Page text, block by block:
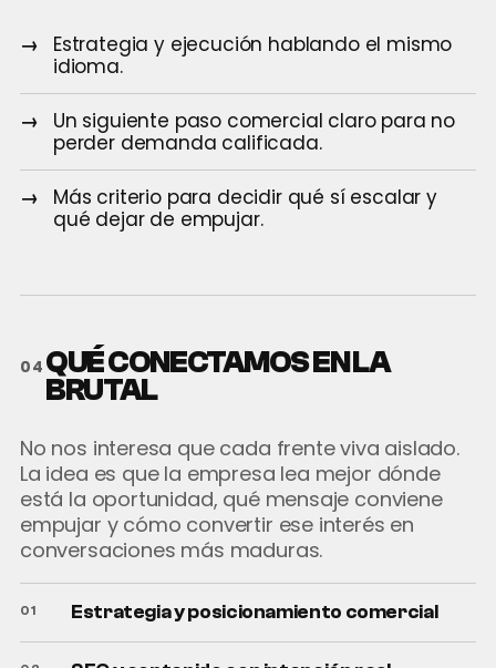
Estrategia y ejecución hablando el mismo
idioma.
Un siguiente paso comercial claro para no
perder demanda calificada.
Más criterio para decidir qué sí escalar y
qué dejar de empujar.
04 QUÉ CONECTAMOS EN LA
BRUTAL
No nos interesa que cada frente viva aislado.
La idea es que la empresa lea mejor dónde
está la oportunidad, qué mensaje conviene
empujar y cómo convertir ese interés en
conversaciones más maduras.
Estrategia y posicionamiento comercial